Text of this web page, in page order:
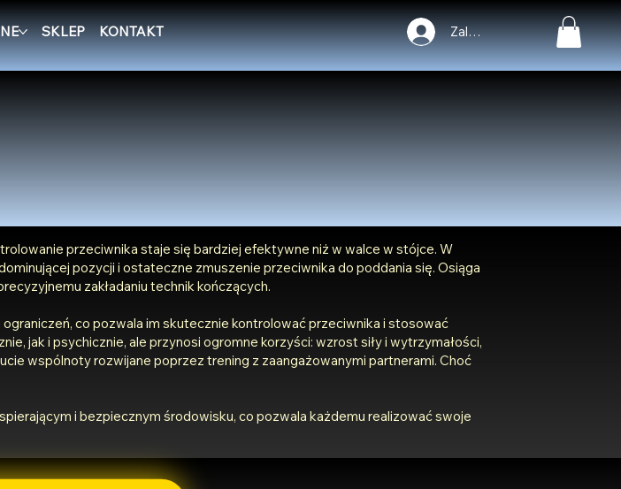
SKLEP KONTAKT Zaloguj się
przeciwnika staje się bardziej efektywne niż w walce w stójce. W
pozycji i ostateczne zmuszenie przeciwnika do poddania się. Osiąga
zakładaniu technik kończących.
co pozwala im skutecznie kontrolować przeciwnika i stosować
jak i psychicznie, ale przynosi ogromne korzyści: wzrost siły i wytrzymałości,
wspólnoty rozwijane poprzez trening z zaangażowanymi partnerami. Choć
i bezpiecznym środowisku, co pozwala każdemu realizować swoje